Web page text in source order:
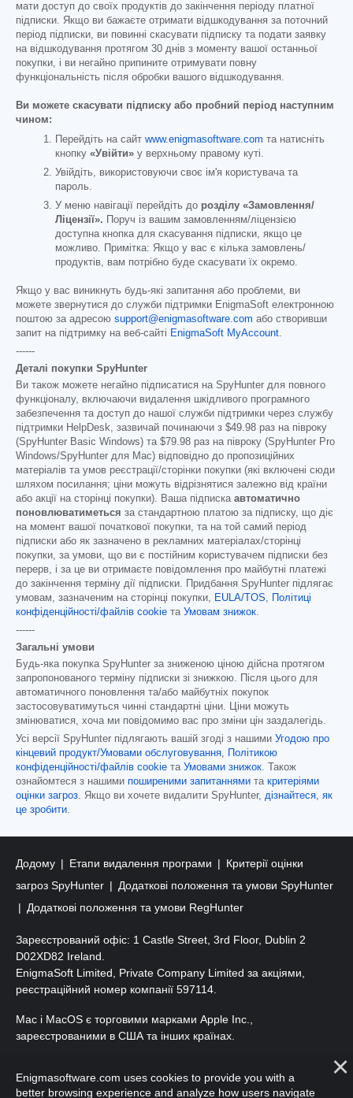
мати доступ до своїх продуктів до закінчення періоду платної
підписки. Якщо ви бажаєте отримати відшкодування за поточний
період підписки, ви повинні скасувати підписку та подати заявку
на відшкодування протягом 30 днів з моменту вашої останньої
покупки, і ви негайно припините отримувати повну
функціональність після обробки вашого відшкодування.
Ви можете скасувати підписку або пробний період наступним
чином:
Перейдіть на сайт www.enigmasoftware.com та натисніть
кнопку «Увійти» у верхньому правому куті.
Увійдіть, використовуючи своє ім'я користувача та
пароль.
У меню навігації перейдіть до розділу «Замовлення/
Ліцензії». Поруч із вашим замовленням/ліцензією
доступна кнопка для скасування підписки, якщо це
можливо. Примітка: Якщо у вас є кілька замовлень/
продуктів, вам потрібно буде скасувати їх окремо.
Якщо у вас виникнуть будь-які запитання або проблеми, ви
можете звернутися до служби підтримки EnigmaSoft електронною
поштою за адресою support@enigmasoftware.com або створивши
запит на підтримку на веб-сайті EnigmaSoft MyAccount.
------
Деталі покупки SpyHunter
Ви також можете негайно підписатися на SpyHunter для повного
функціоналу, включаючи видалення шкідливого програмного
забезпечення та доступ до нашої служби підтримки через службу
підтримки HelpDesk, зазвичай починаючи з $49.98 раз на півроку
(SpyHunter Basic Windows) та $79.98 раз на півроку (SpyHunter Pro
Windows/SpyHunter для Mac) відповідно до пропозиційних
матеріалів та умов реєстрації/сторінки покупки (які включені сюди
шляхом посилання; ціни можуть відрізнятися залежно від країни
або акції на сторінці покупки). Ваша підписка автоматично
поновлюватиметься за стандартною платою за підписку, що діє
на момент вашої початкової покупки, та на той самий період
підписки або як зазначено в рекламних матеріалах/сторінці
покупки, за умови, що ви є постійним користувачем підписки без
перерв, і за це ви отримаєте повідомлення про майбутні платежі
до закінчення терміну дії підписки. Придбання SpyHunter підлягає
умовам, зазначеним на сторінці покупки, EULA/TOS,
Політиці
конфіденційності/файлів cookie та Умовам знижок.
------
Загальні умови
Будь-яка покупка SpyHunter за зниженою ціною дійсна протягом
запропонованого терміну підписки зі знижкою. Після цього для
автоматичного поновлення та/або майбутніх покупок
застосовуватимуться чинні стандартні ціни. Ціни можуть
змінюватися, хоча ми повідомимо вас про зміни цін заздалегідь.
Усі версії SpyHunter підлягають вашій згоді з нашими Угодою про
кінцевий продукт/Умовами обслуговування,
Політикою
конфіденційності/файлів cookie та Умовами знижок. Також
ознайомтеся з нашими поширеними запитаннями та критеріями
оцінки загроз. Якщо ви хочете видалити SpyHunter, дізнайтеся, як
це зробити.
Додому Етапи видалення програми
Критерії оцінки
загроз SpyHunter
Додаткові положення та умови SpyHunter
Додаткові положення та умови RegHunter
Зареєстрований офіс: 1 Castle Street, 3rd Floor, Dublin 2
D02XD82 Ireland.
EnigmaSoft Limited, Private Company Limited за акціями,
реєстраційний номер компанії 597114.
Mac і MacOS є торговими марками Apple Inc.,
зареєстрованими в США та інших країнах.
захищено.
Enigmasoftware.com uses cookies to provide you with a
better browsing experience and analyze how users navigate